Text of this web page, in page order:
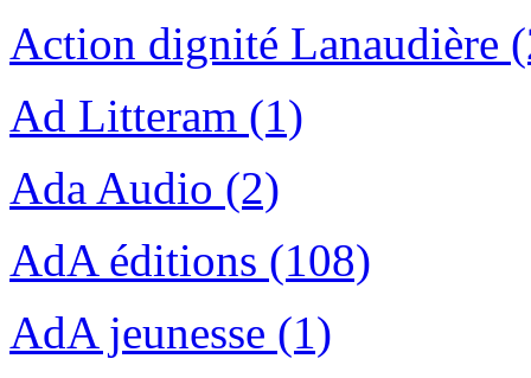
Action dignité Lanaudière
Ad Litteram (1)
Ada Audio (2)
AdA éditions (108)
AdA jeunesse (1)